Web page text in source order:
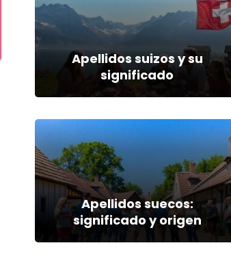
Apellidos suizos y su
significado
Apellidos suecos:
significado y origen